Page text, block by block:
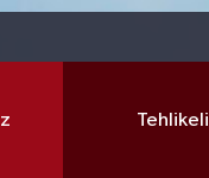
Tehlikeli